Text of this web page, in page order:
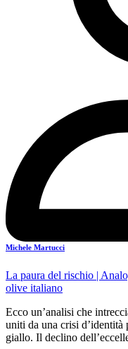
Michele Martucci
La paura del rischio |
olive italiano
Ecco un’analisi che
uniti da una crisi
giallo. Il declino